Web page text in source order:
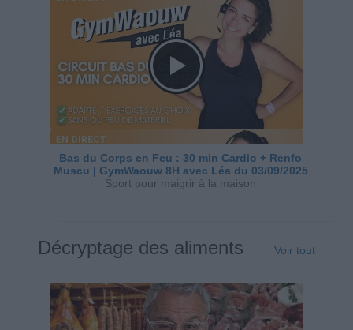
Bas du Corps en Feu : 30 min Cardio + Renfo
Muscu | GymWaouw 8H avec Léa du 03/09/2025
Sport pour maigrir à la maison
Décryptage des aliments Voir tout